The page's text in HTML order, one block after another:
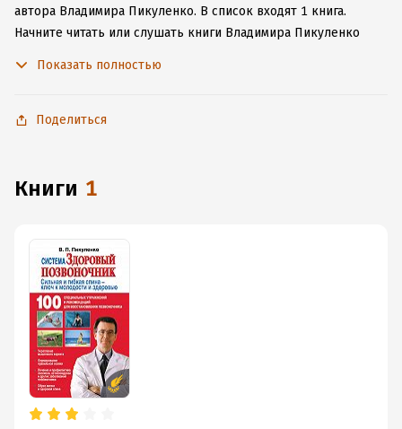
автора Владимира Пикуленко. В список входят 1 книга.
Начните читать или слушать книги Владимира Пикуленко
к интернету.
Показать полностью
Поделиться
книги 1